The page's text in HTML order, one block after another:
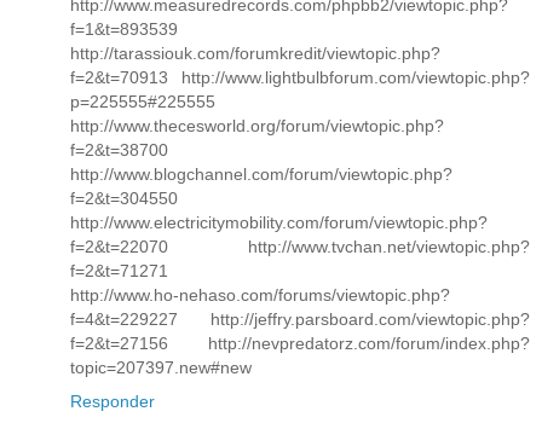
http://www.measuredrecords.com/phpbb2/viewtopic.php?
f=1&t=893539
http://tarassiouk.com/forumkredit/viewtopic.php?
f=2&t=70913 http://www.lightbulbforum.com/viewtopic.php?
p=225555#225555
http://www.thecesworld.org/forum/viewtopic.php?
f=2&t=38700
http://www.blogchannel.com/forum/viewtopic.php?
f=2&t=304550
http://www.electricitymobility.com/forum/viewtopic.php?
f=2&t=22070 http://www.tvchan.net/viewtopic.php?
f=2&t=71271
http://www.ho-nehaso.com/forums/viewtopic.php?
f=4&t=229227 http://jeffry.parsboard.com/viewtopic.php?
f=2&t=27156 http://nevpredatorz.com/forum/index.php?
topic=207397.new#new
Responder